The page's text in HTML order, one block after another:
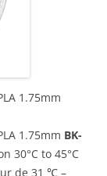
1.75mm
1.75mm BK-
30°C to 45°C
de 31 ℃ –